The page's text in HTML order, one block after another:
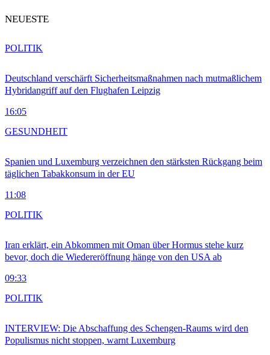
NEUESTE
Deutschland verschärft Sicherheitsmaßnahmen nach mutmaßlichem
Hybridangriff auf den Flughafen Leipzig
16:05
POLITIK
Spanien und Luxemburg verzeichnen den stärksten Rückgang beim
täglichen Tabakkonsum in der EU
11:08
GESUNDHEIT
Iran erklärt, ein Abkommen mit Oman über Hormus stehe kurz
bevor, doch die Wiedereröffnung hänge von den USA ab
09:33
POLITIK
INTERVIEW: Die Abschaffung des Schengen-Raums wird den
Populismus nicht stoppen, warnt Luxemburg
POLITIK